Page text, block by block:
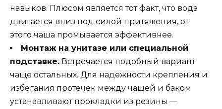
навыков. Плюсом является тот факт, что вода
двигается вниз под силой притяжения, от
этого чаша промывается эффективнее.
Монтаж на унитазе или специальной
подставке. Встречается подобный вариант
чаще остальных. Для надежности крепления и
избегания протечек между чашей и баком
устанавливают прокладки из резины —